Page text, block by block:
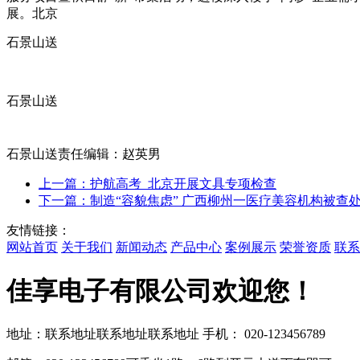
展。北京
石景山送
石景山送
石景山送责任编辑：赵英男
上一篇：护航高考 北京开展文具专项检查
下一篇：制造“容貌焦虑” 广西柳州一医疗美容机构被查
友情链接：
网站首页 关于我们 新闻动态 产品中心 案例展示 荣誉资质 联
佳享电子有限公司欢迎您！
地址：联系地址联系地址联系地址 手机： 020-123456789